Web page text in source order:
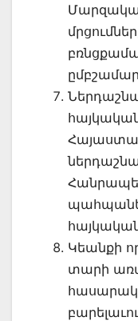
Կեանքի
տարի